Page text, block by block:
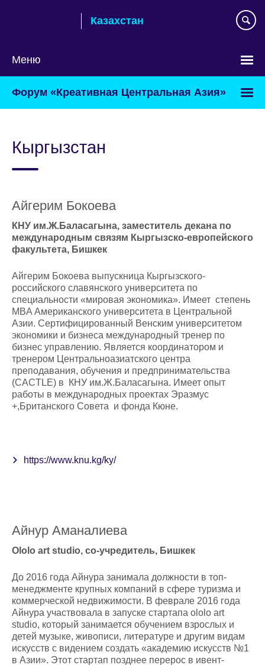
Казахстан
Меню
язык
Форум «Креативная Центральная Азия»
Кыргызстан
Айгерим Бокоева
КНУ им.Ж.Баласагына, заместитель декана по
международным связям Кыргызско-европейского
факультета, Бишкек
Айгерим Бокоева выпускница Кыргызского-
российского славянского университета по
специальности «мировая экономика». Имеет степень
MBA Американского университета в Центральной
Азии. Сертифицированный Венским университетом
экономики и бизнеса международный тренер по
бизнес управлению. Является координатором и
тренером Центральноазиатского центра
преподавания, обучения и предпринимательства
(CACTLE) в КНУ им.Ж.Баласагына. Имеет опыт
работы в международных проектах Эразмус
+,Британского Совета и фонда Кюне.
https://www.knu.kg/ky/
Айнур Аманалиева
Ololo art studio, cо-учредитель, Бишкек
До 2016 года Айнура занимала должности в топ-
менеджменте крупных компаний в сфере туризма и
коммерческой недвижимости. В феврале 2016 года
Айнура участвовала в запуске стартапа ololo art
studio, который занимается обучением взрослых и
детей музыке, живописи, литературе и другим видам
искусств с видением создать «академию искусств №1
в Азии». Этот стартап позднее перерос в ивент-